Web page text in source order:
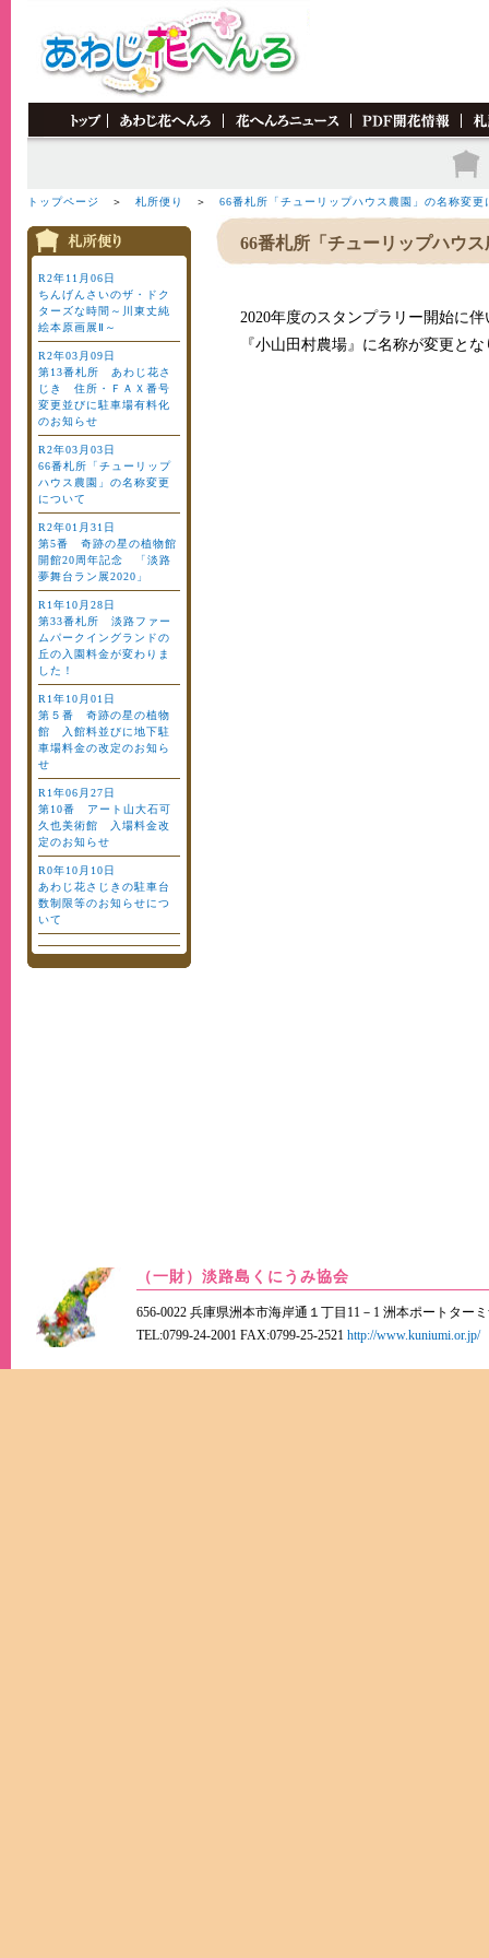
"MM_swapImgRestore()" />
トップページ ＞ 札所便り ＞ 66番札所「チューリップハウス農園」の名称変更
R2年11月06日
ちんげんさいのザ・ドク
ターズな時間～川東丈純
絵本原画展Ⅱ～
R2年03月09日
第13番札所 あわじ花さ
じき 住所・ＦＡＸ番号
変更並びに駐車場有料化
のお知らせ
R2年03月03日
66番札所「チューリップ
ハウス農園」の名称変更
について
R2年01月31日
第5番 奇跡の星の植物館
開館20周年記念 「淡路
夢舞台ラン展2020」
R1年10月28日
第33番札所 淡路ファー
ムパークイングランドの
丘の入園料金が変わりま
した！
R1年10月01日
第５番 奇跡の星の植物
館 入館料並びに地下駐
車場料金の改定のお知ら
せ
R1年06月27日
第10番 アート山大石可
久也美術館 入場料金改
定のお知らせ
R0年10月10日
あわじ花さじきの駐車台
数制限等のお知らせにつ
いて
66番札所「チューリップハウ
2020年度のスタンプラリー開始に
『小山田村農場』に名称が変更と
（一財）淡路島くにうみ協会
656-0022 兵庫県洲本市海岸通１丁目11－1 洲本ポートター
TEL:0799-24-2001 FAX:0799-25-2521 http://www.kuniumi.or.jp/